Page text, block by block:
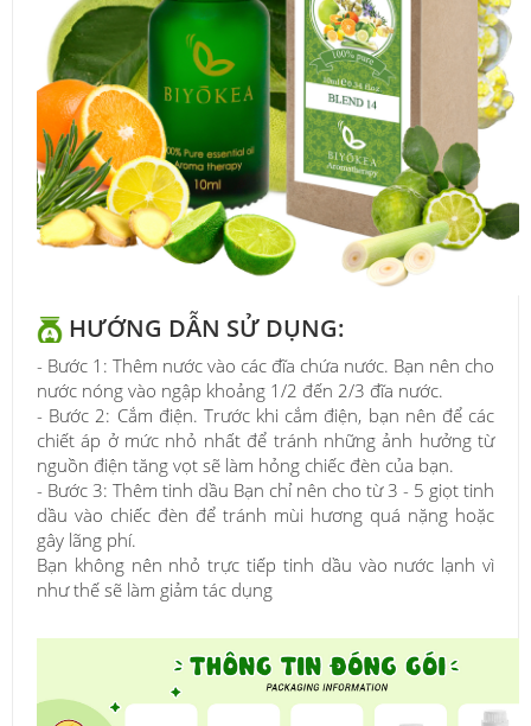
HƯỚNG DẪN SỬ DỤNG:
- Bước 1: Thêm nước vào các đĩa chứa nước. Bạn nên cho
nước nóng vào ngập khoảng 1/2 đến 2/3 đĩa nước.
- Bước 2: Cắm điện. Trước khi cắm điện, bạn nên để các
chiết áp ở mức nhỏ nhất để tránh những ảnh hưởng từ
nguồn điện tăng vọt sẽ làm hỏng chiếc đèn của bạn.
- Bước 3: Thêm tinh dầu Bạn chỉ nên cho từ 3 - 5 giọt tinh
dầu vào chiếc đèn để tránh mùi hương quá nặng hoặc
gây lãng phí.
Bạn không nên nhỏ trực tiếp tinh dầu vào nước lạnh vì
như thế sẽ làm giảm tác dụng